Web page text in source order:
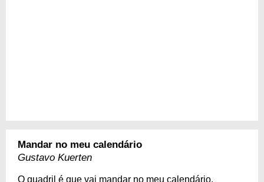
Mandar no meu calendário
Gustavo Kuerten
O quadril é que vai mandar no meu calendário.